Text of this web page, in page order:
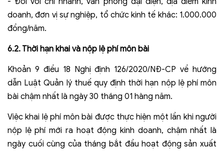
doanh, đơn vị sự nghiệp, tổ chức kinh tế khác: 1.000.000
đồng/năm.
6.2. Thời hạn khai và nộp lệ phí môn bài
Khoản 9 điều 18 Nghị định 126/2020/NĐ-CP về hướng
dẫn Luật Quản lý thuế quy định thời hạn nộp lệ phí môn
bài chậm nhất là ngày 30 tháng 01 hàng năm.
Việc khai lệ phí môn bài được thực hiện một lần khi người
nộp lệ phí mới ra hoạt động kinh doanh, chậm nhất là
ngày cuối cùng của tháng bắt đầu hoạt động sản xuất